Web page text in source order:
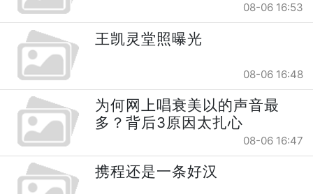
08-06 16:53
王凯灵堂照曝光
08-06 16:48
为何网上唱衰美以的声音最
多？背后3原因太扎心
08-06 16:47
携程还是一条好汉